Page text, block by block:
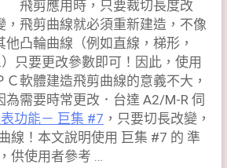
飛剪應用時，只要裁切長度改
，飛剪曲線就必須重新建造，不像
他凸輪曲線（例如直線，梯形，
只要更改參數即可！因此，使用
Ｃ軟體建造飛剪曲線的意義不大，
為需要時常更改．台達 A2/M-R 伺
功能－ 巨集 #7 ，只要切長改變，
線！本文說明使用 巨集 #7 的 準
供使用者參考 …